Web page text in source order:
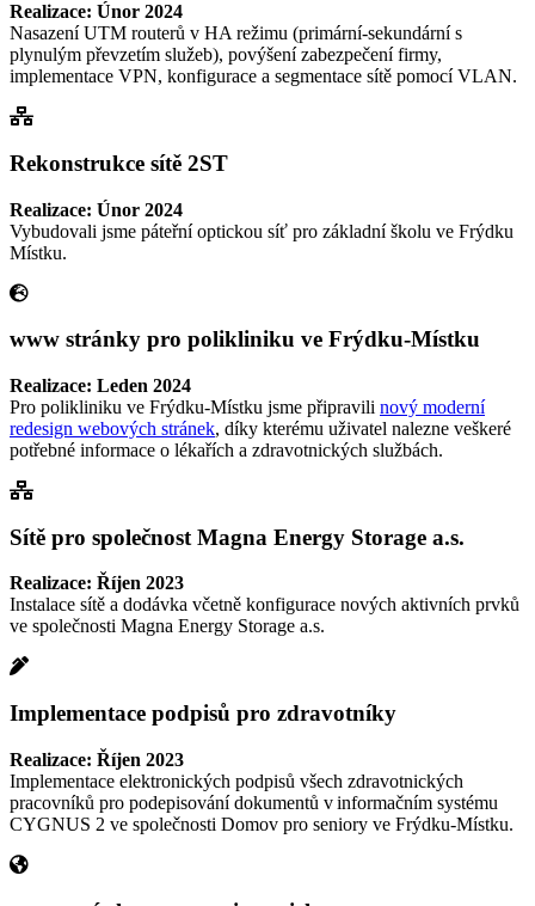
Realizace: Únor 2024
Nasazení UTM routerů v HA režimu (primární-sekundární s
plynulým převzetím služeb), povýšení zabezpečení firmy,
implementace VPN, konfigurace a segmentace sítě pomocí VLAN.
Rekonstrukce sítě 2ST
Realizace: Únor 2024
Vybudovali jsme páteřní optickou síť pro základní školu ve Frýdku
Místku.
www stránky pro polikliniku ve Frýdku-Místku
Realizace: Leden 2024
Pro polikliniku ve Frýdku-Místku jsme připravili nový moderní
redesign webových stránek, díky kterému uživatel nalezne veškeré
potřebné informace o lékařích a zdravotnických službách.
Sítě pro společnost Magna Energy Storage a.s.
Realizace: Říjen 2023
Instalace sítě a dodávka včetně konfigurace nových aktivních prvků
ve společnosti Magna Energy Storage a.s.
Implementace podpisů pro zdravotníky
Realizace: Říjen 2023
Implementace elektronických podpisů všech zdravotnických
pracovníků pro podepisování dokumentů v informačním systému
CYGNUS 2 ve společnosti Domov pro seniory ve Frýdku-Místku.